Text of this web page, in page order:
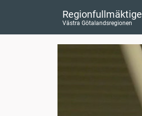
Regionfullmäktige
Västra Götalandsregionen